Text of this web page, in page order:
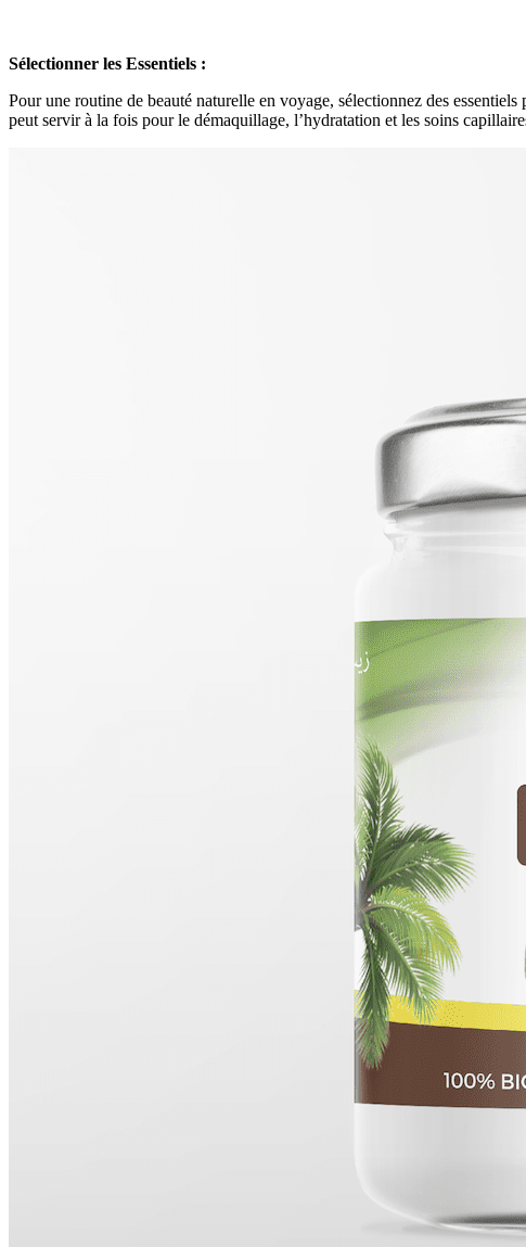
Sélectionner les Essentiels :
Pour une routine de beauté naturelle en voyage, sélectionnez des
peut servir à la fois pour le démaquillage, l’hydratation et les soins